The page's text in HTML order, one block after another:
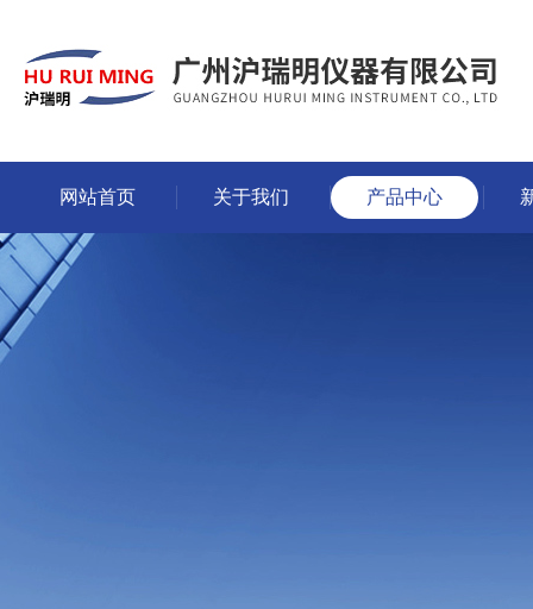
网站首页 关于我们 产品中心